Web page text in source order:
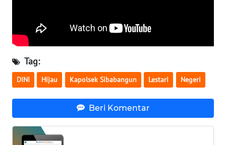
Tag:
DINI Hijau Kapolsek Sibabangun Lestari Negeri
Beri Komentar
SUMSEL
WN
BENGKULU
JATENG